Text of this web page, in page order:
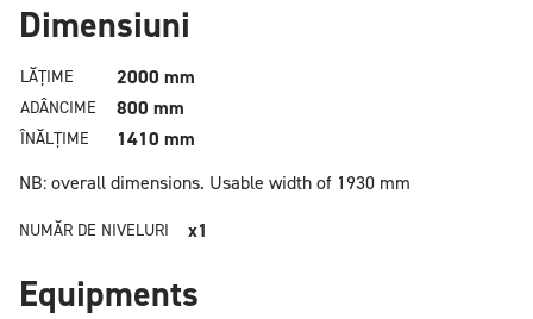
Dimensiuni
LĂȚIME 2000 mm
ADÂNCIME 800 mm
ÎNĂLȚIME
1410 mm
NB: overall dimensions. Usable width of 1930 mm
NUMĂR DE NIVELURI x1
Equipments